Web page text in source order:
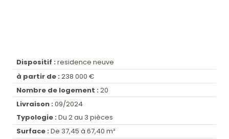
Dispositif : residence neuve
à partir de : 238 000 €
Nombre de logement : 20
Livraison : 09/2024
Typologie : Du 2 au 3 pièces
Surface : De 37,45 à 67,40 m²